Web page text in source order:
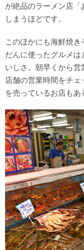
が絶品のラーメン店
しまうほどです。
このほかにも海鮮焼
だんに使ったグルメ
いしさ。朝早くから
店舗の営業時間をチ
を売っているお店もあ